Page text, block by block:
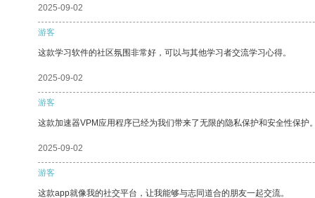
2025-09-02
游客
这款学习软件的社区氛围非常好，可以与其他学习者交流学习心得。
2025-09-02
游客
这款加速器VPM应用程序已经为我们带来了无限的隐私保护和安全性保护
2025-09-02
游客
这款app就像我的社交平台，让我能够与志同道合的朋友一起交流。